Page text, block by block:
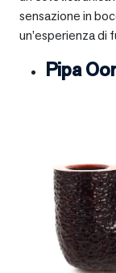
sensazione in
un’esperienza di
Pipa